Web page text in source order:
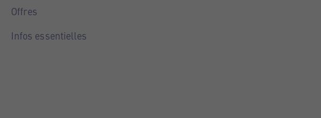
Offres
Infos essentielles